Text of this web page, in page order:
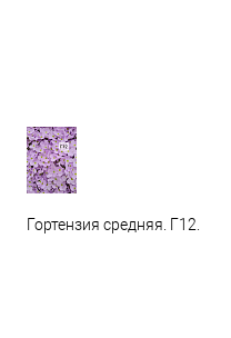
Гортензия средняя. Г12.